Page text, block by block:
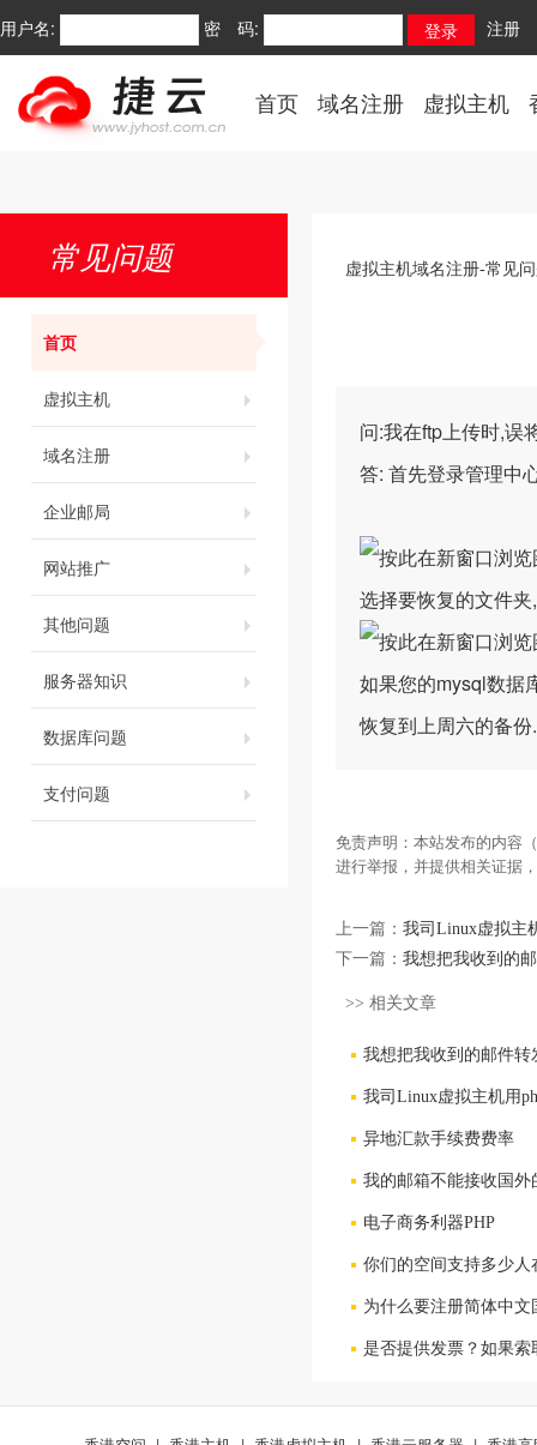
用户名: 密 码: 注册
首页 域名注册 虚拟主机
常见问题
首页
虚拟主机
域名注册
企业邮局
网站推广
其他问题
服务器知识
数据库问题
支付问题
虚拟主机域名注册-常见
问:我在ftp上传时,误
答: 首先登录管理中
选择要恢复的文件
如果您的mysql数据
恢复到上周六的备份.
免责声明：本站发布的内容
进行举报，并提供相关证据
上一篇： 我司Linux虚拟主
下一篇： 我想把我收到的
>> 相关文章
我想把我收到的邮件转
我司Linux虚拟主机用
异地汇款手续费费率
我的邮箱不能接收国
电子商务利器PHP
你们的空间支持多少
为什么要注册简体中文
是否提供发票？如果索